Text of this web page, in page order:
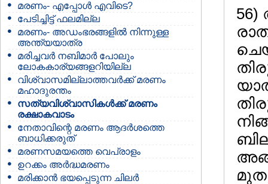
മരണം- എപ്പോള്‍ എവിടെ?
പേടിച്ചിട്ട് ഫലമില്ല
മരണം- അഡംഭരങ്ങളില്‍ നിന്നുള്ള
അന്ത്യയാത്ര
മരിച്ചവര്‍ നബിമാര്‍ പോലും
ലോകകാര്യങ്ങളറിയില്ല
വിശ്വാസമില്ലാത്തവര്‍ക്ക് മരണം
മഹാദുരന്തം
സത്യവിശ്വാസികള്‍ക്ക് മരണം
രക്ഷാകവാടം
നേതാവിന്റെ മരണം ആദര്‍ശത്തെ
ബാധിക്കരുത്
മരണസമയത്തെ വെപ്രാളം
ഉറക്കം അര്‍ദ്ധമരണം
മരിക്കാന്‍ ഭയപ്പെടുന്ന ചിലര്‍